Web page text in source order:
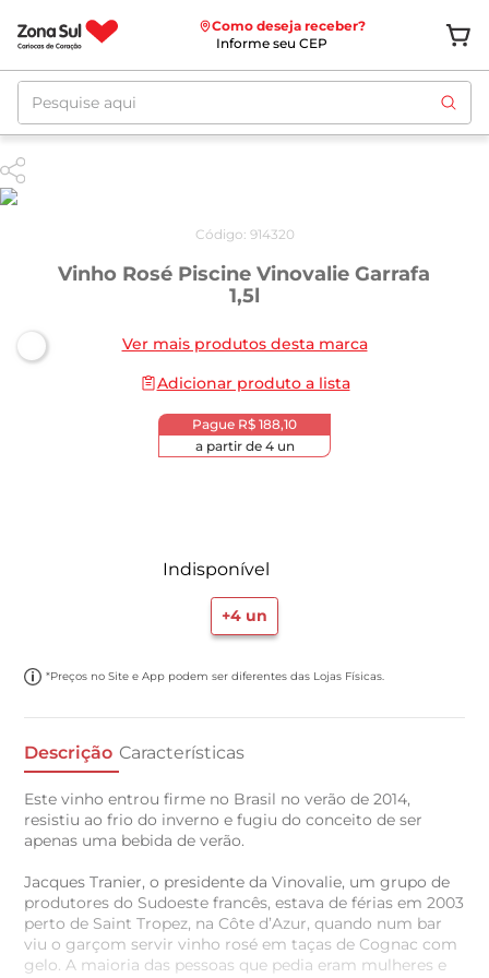
Como deseja receber?
Informe seu CEP
Pesquise aqui
Código: 914320
Vinho Rosé Piscine Vinovalie Garrafa
1,5l
Ver mais produtos desta marca
Adicionar produto a lista
Pague R$ 188,10
a partir de 4un
Indisponível
+4 un
*Preços no Site e App podem ser diferentes das Lojas Físicas.
Descrição Características
Este vinho entrou firme no Brasil no verão de 2014,
resistiu ao frio do inverno e fugiu do conceito de ser
apenas uma bebida de verão.
Jacques Tranier, o presidente da Vinovalie, um grupo de
produtores do Sudoeste francês, estava de férias em 2003
perto de Saint Tropez, na Côte d’Azur, quando num bar
viu o garçom servir vinho rosé em taças de Cognac com
gelo. A maioria das pessoas que pedia eram mulheres e